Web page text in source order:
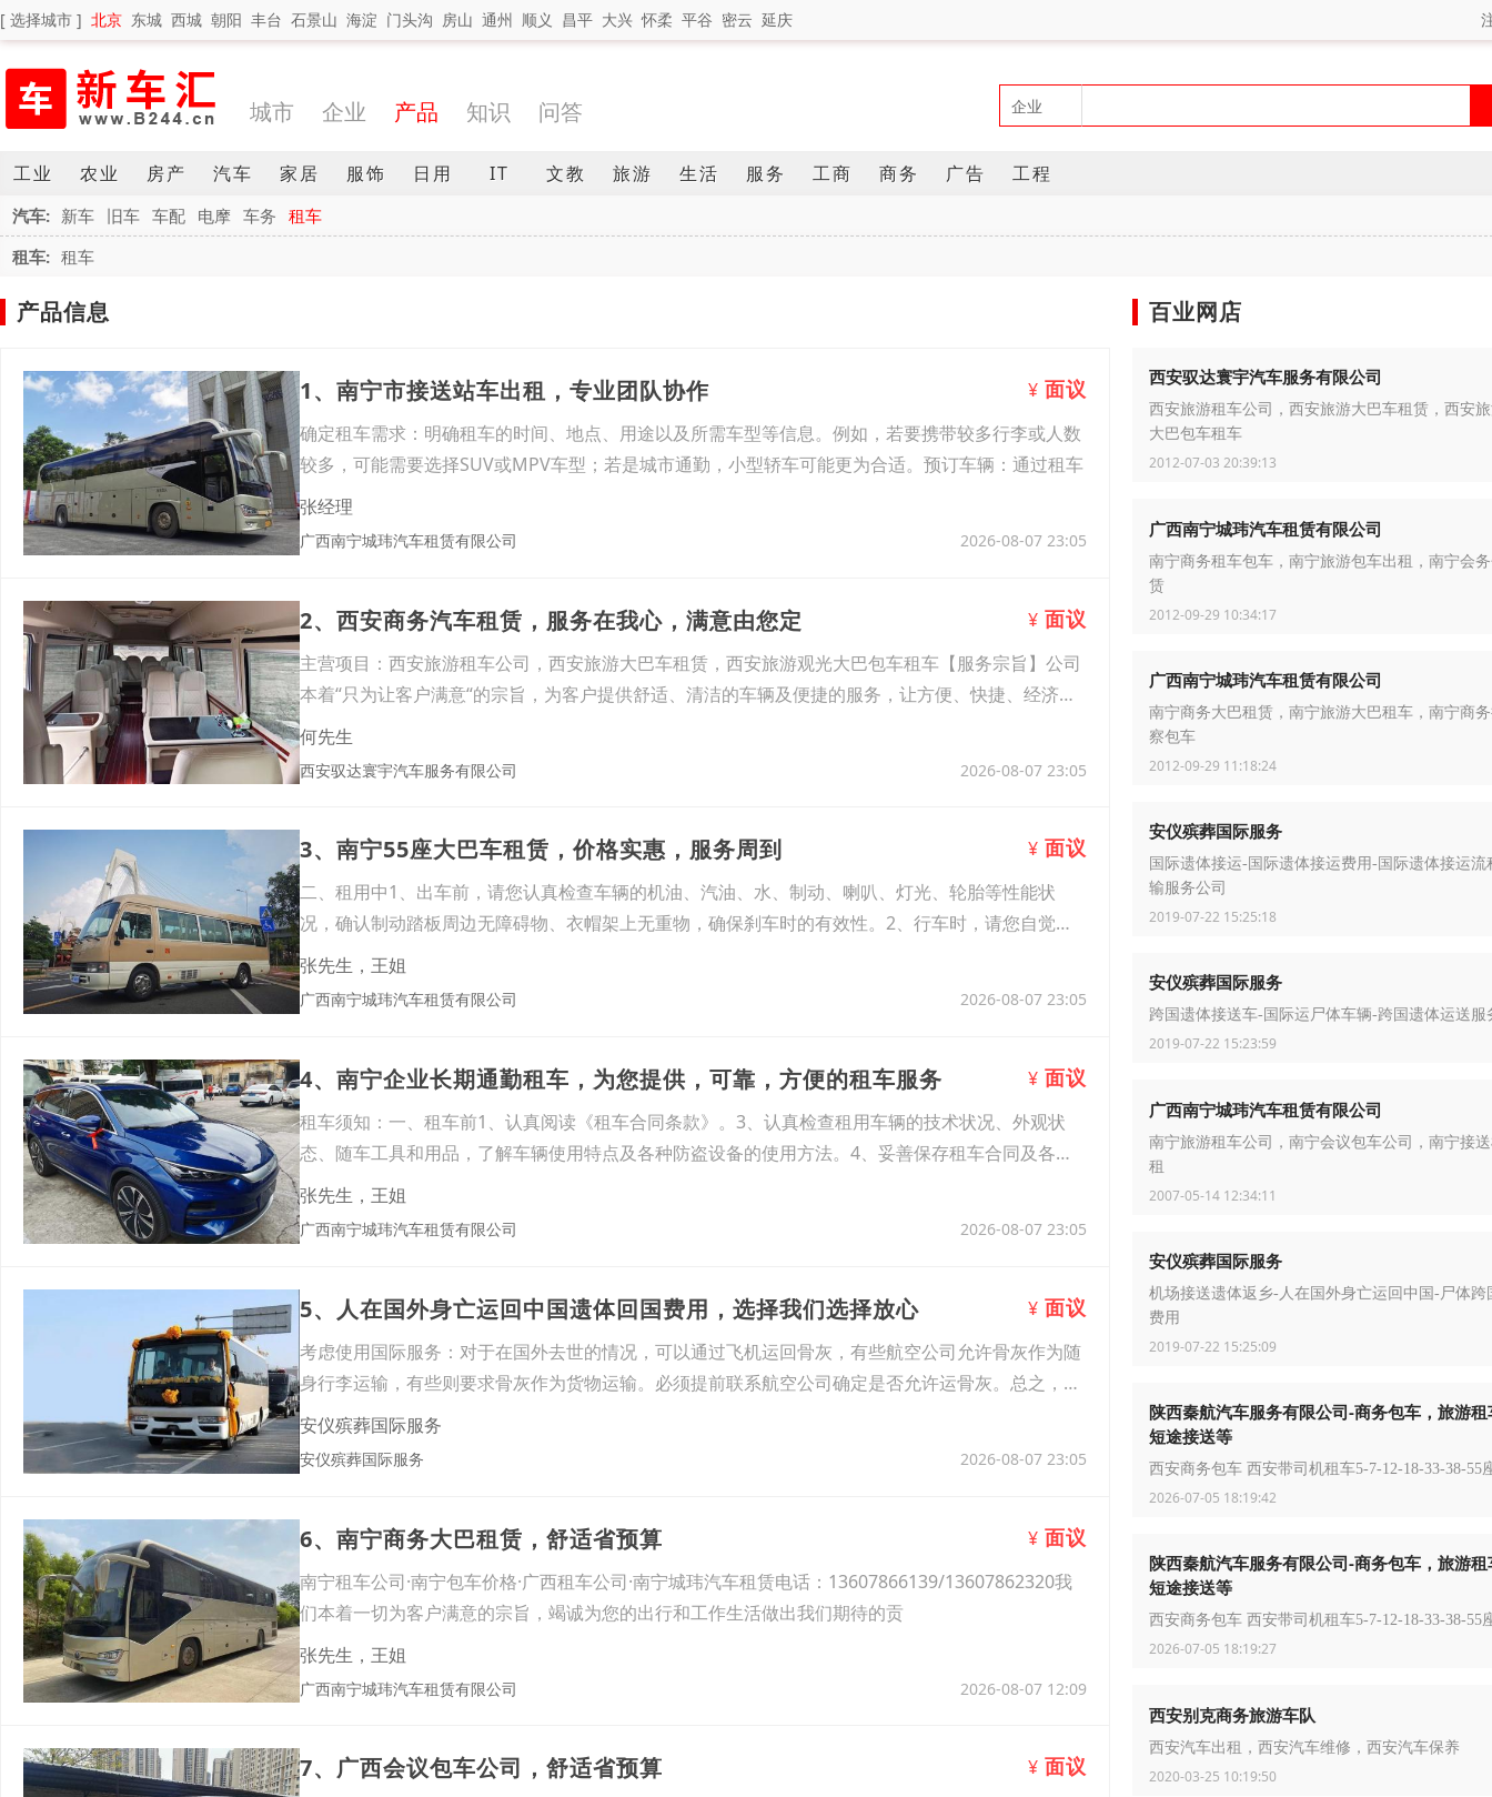
[ 选择城市 ] 北京 东城 西城 朝阳 丰台 石景山 海淀 门头沟 房山 通州 顺义 昌平 大兴 怀柔 平谷 密云 延庆
城市 企业 产品 知识 问答
工业 农业 房产 汽车 家居 服饰 日用 IT 文教 旅游 生活 服务 工商 商务 广告 工程
汽车: 新车 旧车 车配 电摩 车务 租车
租车: 租车
产品信息
1、南宁市接送站车出租，专业团队协作 ¥ 面议
确定租车需求：明确租车的时间、地点、用途以及所需车型等信息。例如，若要携带较多行李或人数
较多，可能需要选择SUV或MPV车型；若是城市通勤，小型轿车可能更为合适。预订车辆：通过租车
张经理
广西南宁城玮汽车租赁有限公司 2026-08-07 23:05
2、西安商务汽车租赁，服务在我心，满意由您定 ¥ 面议
主营项目：西安旅游租车公司，西安旅游大巴车租赁，西安旅游观光大巴包车租车【服务宗旨】公司
本着“只为让客户满意“的宗旨，为客户提供舒适、清洁的车辆及便捷的服务，让方便、快捷、经济的
租
何先生
西安驭达寰宇汽车服务有限公司 2026-08-07 23:05
3、南宁55座大巴车租赁，价格实惠，服务周到 ¥ 面议
二、租用中1、出车前，请您认真检查车辆的机油、汽油、水、制动、喇叭、灯光、轮胎等性能状
况，确认制动踏板周边无障碍物、衣帽架上无重物，确保刹车时的有效性。2、行车时，请您自觉遵
守交通
张先生，王姐
广西南宁城玮汽车租赁有限公司 2026-08-07 23:05
4、南宁企业长期通勤租车，为您提供，可靠，方便的租车服务 ¥ 面议
租车须知：一、租车前1、认真阅读《租车合同条款》。3、认真检查租用车辆的技术状况、外观状
态、随车工具和用品，了解车辆使用特点及各种防盗设备的使用方法。4、妥善保存租车合同及各种
单据
张先生，王姐
广西南宁城玮汽车租赁有限公司 2026-08-07 23:05
5、人在国外身亡运回中国遗体回国费用，选择我们选择放心 ¥ 面议
考虑使用国际服务：对于在国外去世的情况，可以通过飞机运回骨灰，有些航空公司允许骨灰作为随
身行李运输，有些则要求骨灰作为货物运输。必须提前联系航空公司确定是否允许运骨灰。总之，异
地骨
安仪殡葬国际服务
安仪殡葬国际服务 2026-08-07 23:05
6、南宁商务大巴租赁，舒适省预算 ¥ 面议
南宁租车公司·南宁包车价格·广西租车公司·南宁城玮汽车租赁电话：13607866139/13607862320我
们本着一切为客户满意的宗旨，竭诚为您的出行和工作生活做出我们期待的贡
张先生，王姐
广西南宁城玮汽车租赁有限公司 2026-08-07 12:09
7、广西会议包车公司，舒适省预算 ¥ 面议
百业网店
西安驭达寰宇汽车服务有限公司
西安旅游租车公司，西安旅游大巴车租赁，西安
大巴包车租车
2012-07-03 20:39:13
广西南宁城玮汽车租赁有限公司
南宁商务租车包车，南宁旅游包车出租，南宁会
赁
2012-09-29 10:34:17
广西南宁城玮汽车租赁有限公司
南宁商务大巴租赁，南宁旅游大巴租车，南宁商
察包车
2012-09-29 11:18:24
安仪殡葬国际服务
国际遗体接运-国际遗体接运费用-国际遗体接运流
输服务公司
2019-07-22 15:25:18
安仪殡葬国际服务
跨国遗体接送车-国际运尸体车辆-跨国遗体运送服
2019-07-22 15:23:59
广西南宁城玮汽车租赁有限公司
南宁旅游租车公司，南宁会议包车公司，南宁接
租
2007-05-14 12:34:11
安仪殡葬国际服务
机场接送遗体返乡-人在国外身亡运回中国-尸体跨
费用
2019-07-22 15:25:09
陕西秦航汽车服务有限公司-商务包车，旅游租
短途接送等
西安商务包车 西安带司机租车5-7-12-18-33-38-55
2026-07-05 18:19:42
陕西秦航汽车服务有限公司-商务包车，旅游租
短途接送等
西安商务包车 西安带司机租车5-7-12-18-33-38-55
2026-07-05 18:19:27
西安别克商务旅游车队
西安汽车出租，西安汽车维修，西安汽车保养
2020-03-25 10:19:50